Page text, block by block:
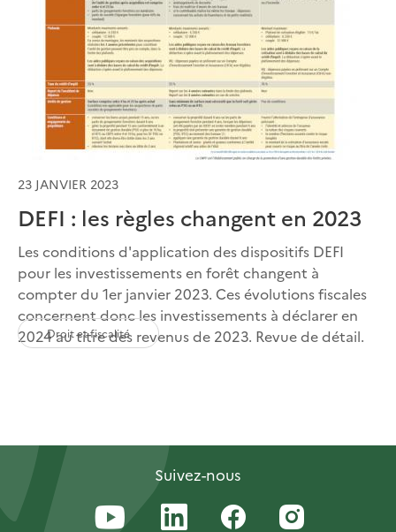
23 JANVIER 2023
DEFI : les règles changent en 2023
Les conditions d'application des dispositifs DEFI
pour les investissements en forêt changent à
compter du 1er janvier 2023. Ces évolutions fiscales
concernent donc les investissements à déclarer en
2024 au titre des revenus de 2023. Revue de détail.
Droit et fiscalité
Suivez-nous